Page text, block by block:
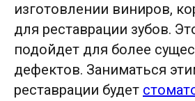
изготовлении виниров,
для реставрации зубов.
подойдет для более
дефектов. Заниматься
реставрации будет